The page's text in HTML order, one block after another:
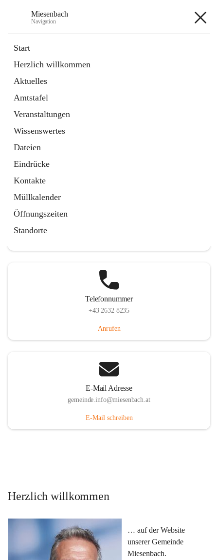
Miesenbach
Navigation
Start
Herzlich willkommen
Aktuelles
Amtstafel
Veranstaltungen
Wissenswertes
Dateien
Eindrücke
Kontakte
Müllkalender
Öffnungszeiten
Standorte
Externe Webseite
in
Tab
Region Schneebergland
Externe Webseite
öffnet
in
neuem
Tab
Telefonnummer
+43 2632 8235
Anrufen
E-Mail Adresse
gemeinde.info@miesenbach.at
E-Mail schreiben
Herzlich willkommen
… auf der Website
unserer Gemeinde
Miesenbach.